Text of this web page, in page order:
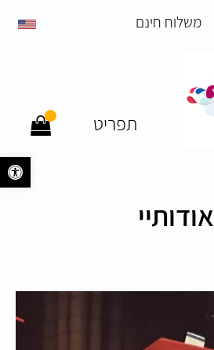
משלוח חינם
תפריט
אודותיי